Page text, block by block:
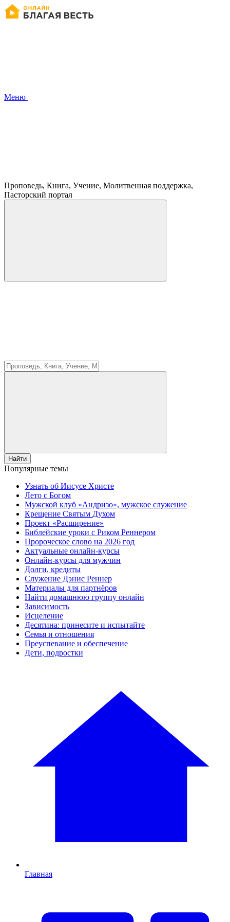
Меню
Проповедь, Книга, Учение, Молитвенная поддержка,
Пасторский портал
Найти
Популярные темы
Узнать об Иисусе Христе
Лето с Богом
Мужской клуб «Андризо», мужское служение
Крещение Святым Духом
Проект «Расширение»
Библейские уроки с Риком Реннером
Пророческое слово на 2026 год
Актуальные онлайн-курсы
Онлайн-курсы для мужчин
Долги, кредиты
Служение Дэнис Реннер
Материалы для партнёров
Найти домашнюю группу онлайн
Зависимость
Исцеление
Десятина: принесите и испытайте
Семья и отношения
Преуспевание и обеспечение
Дети, подростки
Главная